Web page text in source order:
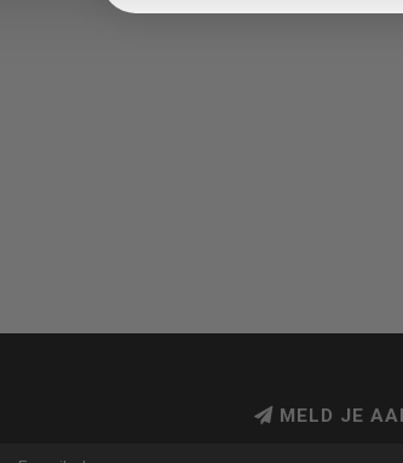
MELD JE